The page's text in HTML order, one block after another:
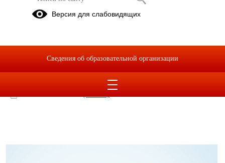
Меню 28.10.2021
Меню 28.10.2021
(скачать)
Версия для слабовидящих
Сведения об образовательной организации